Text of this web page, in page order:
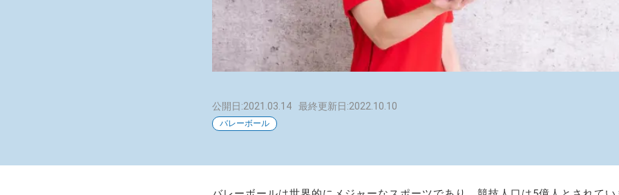
公開日:2021.03.14 最終更新日:2022.10.10
バレーボール